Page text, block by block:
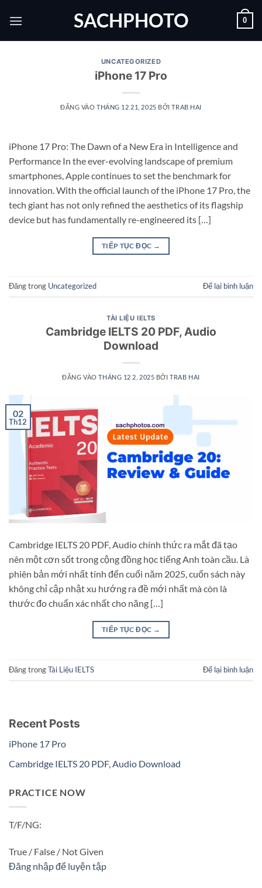
qua
SACHPHOTO 0
UNCATEGORIZED
iPhone 17 Pro
ĐĂNG VÀOTHÁNG 12 21, 2025 BỞITRAB HAI
iPhone 17 Pro: The Dawn of a New Era in Intelligence and
Performance In the ever-evolving landscape of premium
smartphones, Apple continues to set the benchmark for
innovation. With the official launch of the iPhone 17 Pro, the
tech giant has not only refined the aesthetics of its flagship
device but has fundamentally re-engineered its […]
TIẾP TỤC ĐỌC →
Đăng trong Uncategorized Để lại bình luận
TÀI LIỆU IELTS
Cambridge IELTS 20 PDF, Audio
Download
ĐĂNG VÀOTHÁNG 12 2, 2025 BỞITRAB HAI
02
Th12
Cambridge IELTS 20 PDF, Audio chính thức ra mắt đã tạo
nên một cơn sốt trong cộng đồng học tiếng Anh toàn cầu. Là
phiên bản mới nhất tính đến cuối năm 2025, cuốn sách này
không chỉ cập nhật xu hướng ra đề mới nhất mà còn là
thước đo chuẩn xác nhất cho năng […]
TIẾP TỤC ĐỌC →
Đăng trongTài Liệu IELTS Để lại bình luận
Recent Posts
iPhone 17 Pro
Cambridge IELTS 20 PDF, Audio Download
PRACTICE NOW
T/F/NG:
True / False / Not Given
Đăng nhập để luyện tập